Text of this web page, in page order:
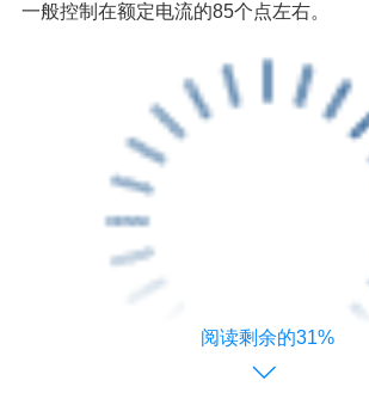
一般控制在额定电流的85个点左右。
阅读剩余的31%